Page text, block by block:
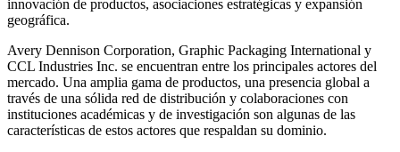
innovación de productos, asociaciones estratégicas y expansión
geográfica.
Avery Dennison Corporation, Graphic Packaging International y
CCL Industries Inc. se encuentran entre los principales actores del
mercado. Una amplia gama de productos, una presencia global a
través de una sólida red de distribución y colaboraciones con
instituciones académicas y de investigación son algunas de las
características de estos actores que respaldan su dominio.